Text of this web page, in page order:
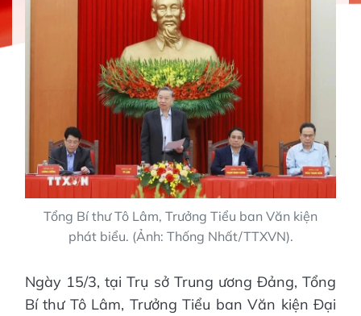
Tổng Bí thư Tô Lâm, Trưởng Tiểu ban Văn kiện
phát biểu. (Ảnh: Thống Nhất/TTXVN).
Ngày 15/3, tại Trụ sở Trung ương Đảng, Tổng
Bí thư Tô Lâm, Trưởng Tiểu ban Văn kiện Đại